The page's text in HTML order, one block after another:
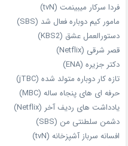
فردا سرکار میبینمت (tvN)
مامور کیم دوباره فعال شد (SBS)
دستورالعمل عشق (KBS2)
قصر شرقی (Netflix)
دکتر جزیره (ENA)
تازه‌ کار دوباره‌ متولد شده (jTBC)
حرفه‌ ای‌ های پنجاه‌ ساله (MBC)
یادداشت‌ های ردیف آخر (Netflix)
دشمن سلطنتی من (SBS)
افسانه سرباز آشپزخانه (tvN)